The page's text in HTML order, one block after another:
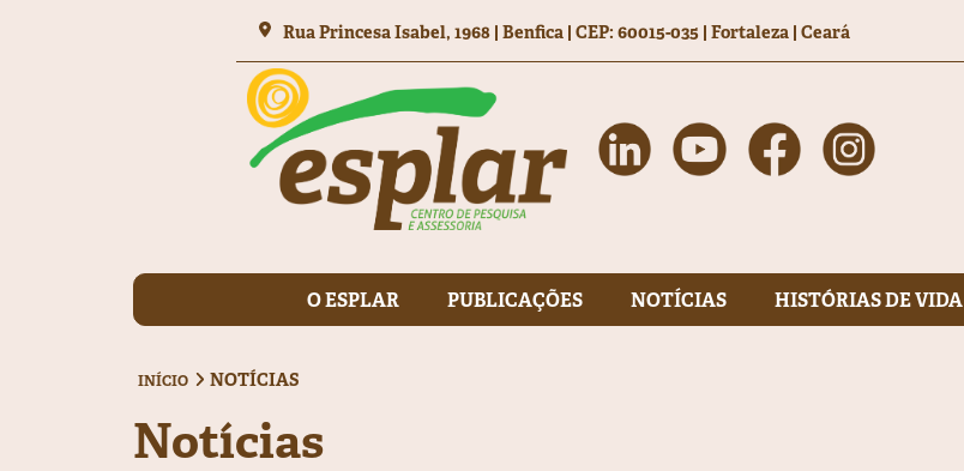
Rua Princesa Isabel, 1968 | Benfica CEP: 60015-035 | Fortaleza | Ceará
O ESPLAR PUBLICAÇÕES NOTÍCIAS HISTÓRIAS DE VIDA
INÍCIO NOTÍCIAS
Notícias